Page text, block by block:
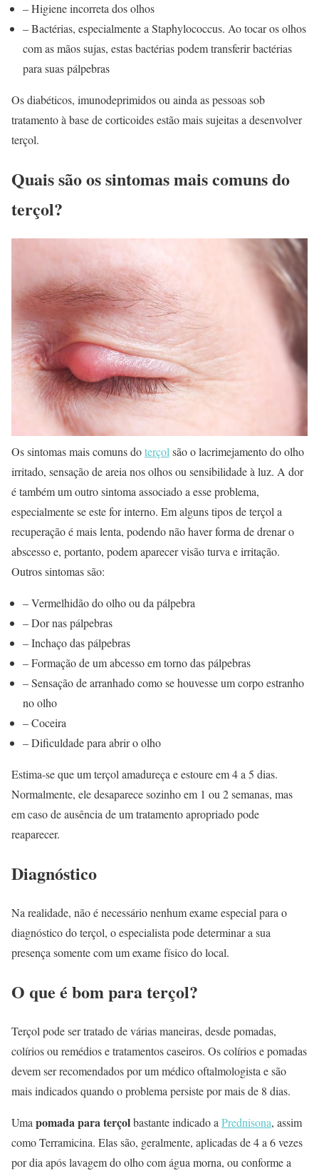
– Higiene incorreta dos olhos
– Bactérias, especialmente a Staphylococcus. Ao tocar os olhos
com as mãos sujas, estas bactérias podem transferir bactérias
para suas pálpebras
Os diabéticos, imunodeprimidos ou ainda as pessoas sob
tratamento à base de corticoides estão mais sujeitas a desenvolver
terçol.
Quais são os sintomas mais comuns do
terçol?
Os sintomas mais comuns doterçolsão o lacrimejamento do olho
irritado, sensação de areia nos olhos ou sensibilidade à luz. A dor
é também um outro sintoma associado a esse problema,
especialmente se este for interno. Em alguns tipos de terçol a
recuperação é mais lenta, podendo não haver forma de drenar o
abscesso e, portanto, podem aparecer visão turva e irritação.
Outros sintomas são:
– Vermelhidão do olho ou da pálpebra
– Dor nas pálpebras
– Inchaço das pálpebras
– Formação de um abcesso em torno das pálpebras
– Sensação de arranhado como se houvesse um corpo estranho
no olho
– Coceira
– Dificuldade para abrir o olho
Estima-se que um terçol amadureça e estoure em 4 a 5 dias.
Normalmente, ele desaparece sozinho em 1 ou 2 semanas, mas
em caso de ausência de um tratamento apropriado pode
reaparecer.
Diagnóstico
Na realidade, não é necessário nenhum exame especial para o
diagnóstico do terçol, o especialista pode determinar a sua
presença somente com um exame físico do local.
O que é bom para terçol?
Terçol pode ser tratado de várias maneiras, desde pomadas,
colírios ou remédios e tratamentos caseiros. Os colírios e pomadas
devem ser recomendados por um médico oftalmologista e são
mais indicados quando o problema persiste por mais de 8 dias.
Uma pomada para terçolbastante indicado a Prednisona, assim
como Terramicina. Elas são, geralmente, aplicadas de 4 a 6 vezes
por dia após lavagem do olho com água morna, ou conforme a